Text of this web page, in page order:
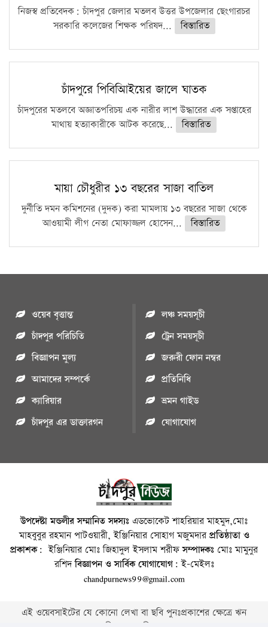
নিজস্ব প্রতিবেদক: চাঁদপুর জেলার মতলব উত্তর উপজেলার ছেংগারচর
সরকারি কলেজের শিক্ষক পরিষদ...
বিস্তারিত
চাঁদপুরে পিবিআিইয়ের জালে ঘাতক
চাঁদপুরের মতলবে অজ্ঞাতপরিচয় এক নারীর লাশ উদ্ধারের এক সপ্তাহের
মাথায় হত্যাকারীকে আটক করেছে...
বিস্তারিত
মায়া চৌধুরীর ১৩ বছরের সাজা বাতিল
দুর্নীতি দমন কমিশনের (দুদক) করা মামলায় ১৩ বছরের সাজা থেকে
আওয়ামী লীগ নেতা মোফাজ্জল হোসেন...
বিস্তারিত
ওয়েব বৃত্তান্ত
চাঁদপুর পরিচিতি
বিজ্ঞাপন মুল্য
আমাদের সম্পর্কে
ক্যারিয়ার
চাঁদপুর এর ডাক্তারগন
লঞ্চ সময়সূচী
ট্রেন সময়সূচী
জরুরী ফোন নম্বর
প্রতিনিধি
ভ্রমন গাইড
যোগাযোগ
উপদেষ্টা মন্ডলীর সম্মানিত সদস্যঃ এডভোকেট শাহরিয়ার মাহমুদ,মোঃ
মাহবুবুর রহমান পাটওয়ারী, ইঞ্জিনিয়ার সোহাগ মজুমদারপ্রতিষ্ঠাতা ও
প্রকাশক: ইঞ্জিনিয়ার মোঃ জিহাদুল ইসলাম শরীফসম্পাদকঃ মোঃ মামুনুর
রশিদবিজ্ঞাপন ও সার্বিক যোগাযোগ: ই-মেইলঃ
chandpurnews99@gmail.com
এই ওয়েবসাইটের যে কোনো লেখা বা ছবি পুনঃপ্রকাশের ক্ষেত্রে ঋন